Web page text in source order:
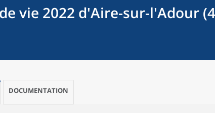
vie 2022 d'Aire-sur-l'Adour
DOCUMENTATION